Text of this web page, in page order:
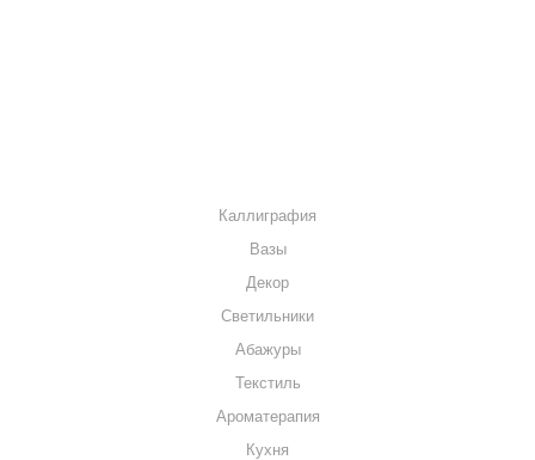
Каллиграфия
Вазы
Декор
Светильники
Абажуры
Текстиль
Ароматерапия
Кухня